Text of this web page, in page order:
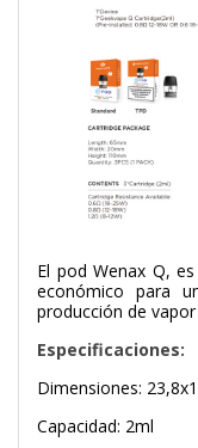
El pod Wenax Q, es
económico para
producción de
Especificaciones:
Dimensiones:
Capacidad: 2ml